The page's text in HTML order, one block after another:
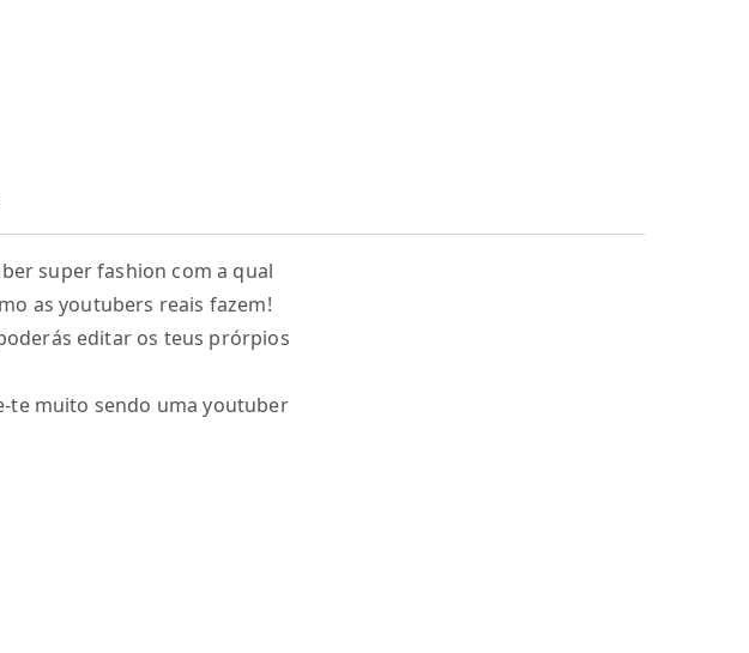
super fashion com a qual
as youtubers reais fazem!
editar os teus prórpios
te muito sendo uma youtuber